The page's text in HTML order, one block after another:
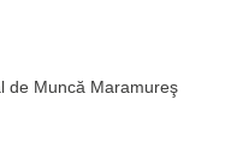
de Muncă Maramureş